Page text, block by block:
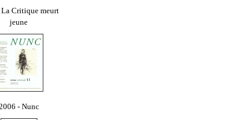
Critique meurt
jeune
- Nunc